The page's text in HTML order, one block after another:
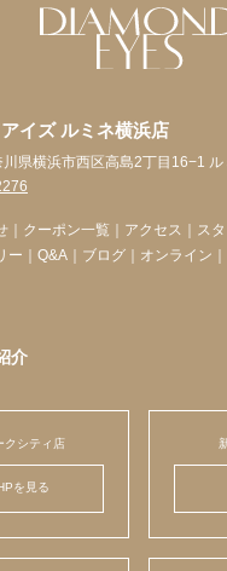
イズ ルミネ横浜店
県横浜市西区高島2丁目16−1 ル
クーポン一覧 アクセス ス
ー
Q&A ブログ オンライン
介
クシティ店
を見る